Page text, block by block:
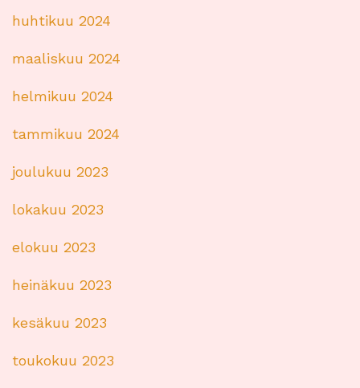
huhtikuu 2024
maaliskuu 2024
helmikuu 2024
tammikuu 2024
joulukuu 2023
lokakuu 2023
elokuu 2023
heinäkuu 2023
kesäkuu 2023
toukokuu 2023